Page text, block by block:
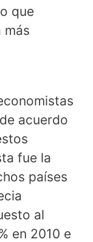
que
más
acuerdo
fue la
países
al
en 2010 e